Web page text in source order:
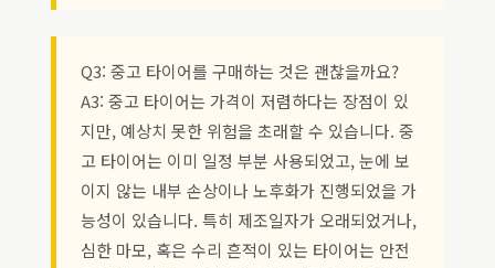
Q3: 중고 타이어를 구매하는 것은 괜찮을까요?
A3: 중고 타이어는 가격이 저렴하다는 장점이 있
지만, 예상치 못한 위험을 초래할 수 있습니다. 중
고 타이어는 이미 일정 부분 사용되었고, 눈에 보
이지 않는 내부 손상이나 노후화가 진행되었을 가
능성이 있습니다. 특히 제조일자가 오래되었거나,
심한 마모, 혹은 수리 흔적이 있는 타이어는 안전